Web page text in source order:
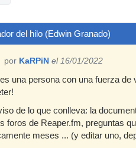
del hilo (Edwin Granado)
por KaRPiN el 16/01/2022
una persona con una fuerza de
de lo que conlleva: la
foros de Reaper.fm, preguntas
meses ... (y editar uno,